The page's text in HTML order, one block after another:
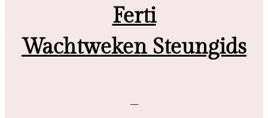
Ferti
Wachtweken Steungids
–